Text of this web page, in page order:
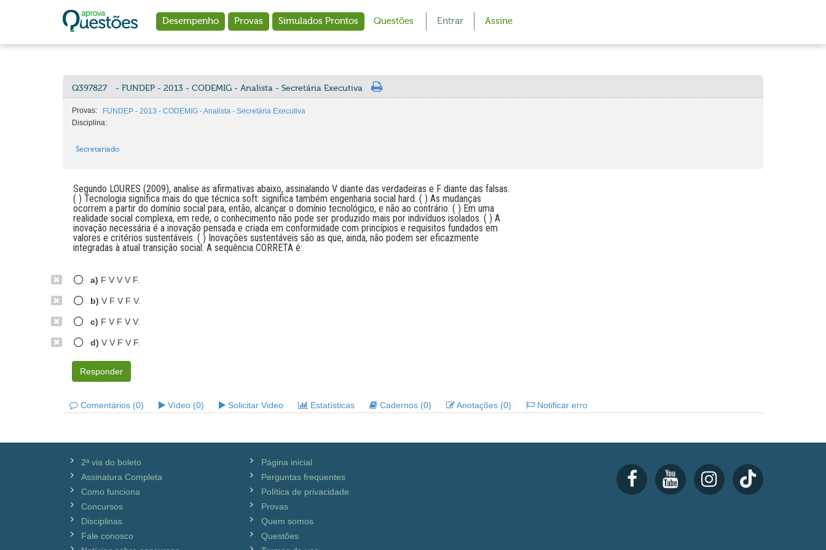
Desempenho Provas Simulados Prontos Questões Entrar Assine
Q397827 - FUNDEP - 2013 - CODEMIG - Analista - Secretária Executiva
Provas:
FUNDEP - 2013 - CODEMIG - Analista - Secretária Executiva
Disciplina:
Secretariado
Segundo LOURES (2009), analise as afirmativas abaixo, assinalando V diante das verdadeiras e F diante das falsas.
( ) Tecnologia significa mais do que técnica soft: significa também engenharia social hard. ( ) As mudanças
ocorrem a partir do domínio social para, então, alcançar o domínio tecnológico, e não ao contrário. ( ) Em uma
realidade social complexa, em rede, o conhecimento não pode ser produzido mais por indivíduos isolados. ( ) A
inovação necessária é a inovação pensada e criada em conformidade com princípios e requisitos fundados em
valores e critérios sustentáveis. ( ) Inovações sustentáveis são as que, ainda, não podem ser eficazmente
integradas à atual transição social. A sequência CORRETA é:
a) F V V V F.
b) V F V F V.
c) F V F V V.
d) V V F V F.
Responder
Comentários (0) Vídeo (0) Solicitar Video Estatísticas Cadernos (0) Anotações (0) Notificar erro
2ª via do boleto
Assinatura Completa
Como funciona
Concursos
Disciplinas
Fale conosco
Página inicial
Perguntas frequentes
Política de privacidade
Provas
Quem somos
Questões